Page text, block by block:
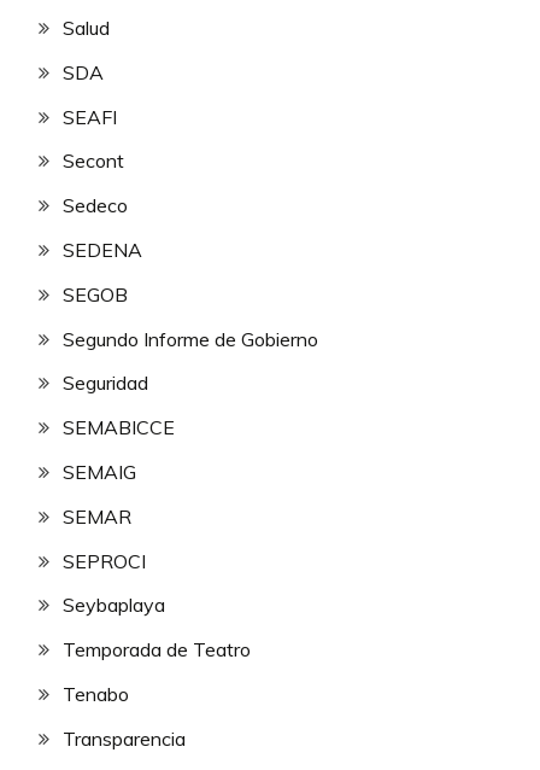
Salud
SDA
SEAFI
Secont
Sedeco
SEDENA
SEGOB
Segundo Informe de Gobierno
Seguridad
SEMABICCE
SEMAIG
SEMAR
SEPROCI
Seybaplaya
Temporada de Teatro
Tenabo
Transparencia